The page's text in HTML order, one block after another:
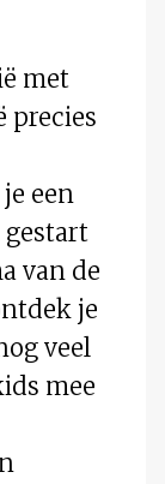
met
precies
een
gestart
van de
je
veel
mee